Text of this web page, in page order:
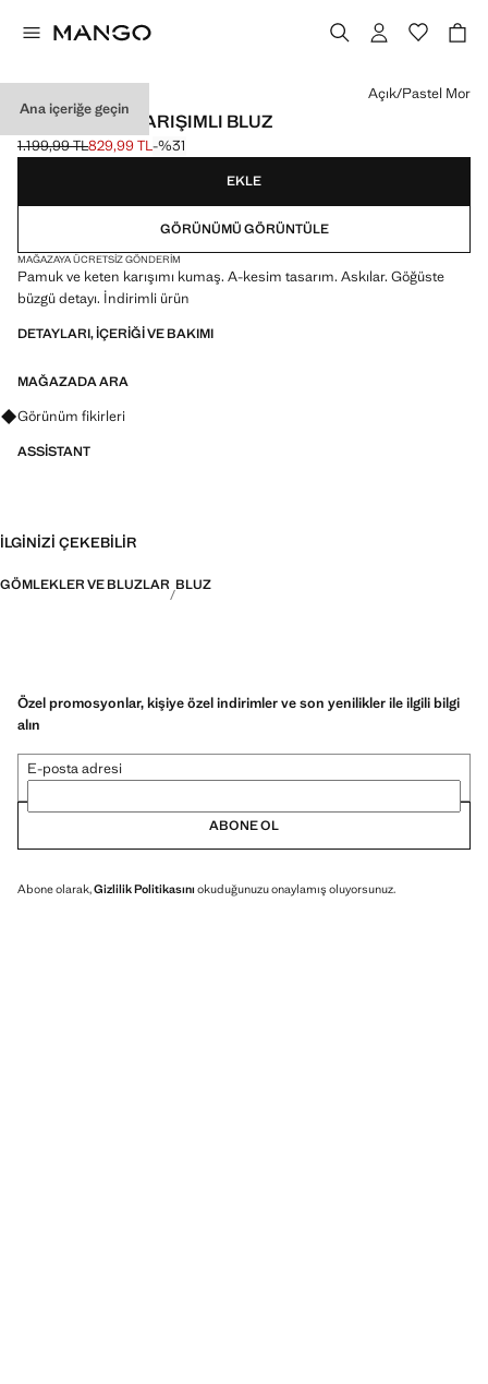
Ana içeriğe geçin
YÜN-PAMUK KARIŞIMLI BLUZ
Üstü çizili ilk fiyat [1.199,99 TL ]
1.199,99 TL
Güncel fiyat [829,99 TL ]
829,99 TL-%31
Bir renk seçin
Açık/Pastel Mor
EKLE
GÖRÜNÜMÜ GÖRÜNTÜLE
MAĞAZAYA ÜCRETSIZ GÖNDERIM
Pamuk ve keten karışımı kumaş. A-kesim tasarım. Askılar. Göğüste
büzgü detayı. İndirimli ürün
DETAYLARI, IÇERIĞI VE BAKIMI
MAĞAZADA ARA
Görünümler, ürünler ve trendler hakkında sorular sorun
Görünüm fikirleri
ASSISTANT
İLGINIZI ÇEKEBILIR
GÖMLEKLER VE BLUZLAR BLUZ
Özel promosyonlar, kişiye özel indirimler ve son yenilikler ile ilgili bilgi
alın
E-posta adresi
ABONE OL
Abone olarak,Gizlilik Politikasını okuduğunuzu onaylamış oluyorsunuz.